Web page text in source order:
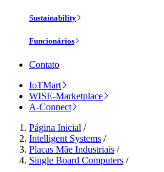
Sustainability
Funcionários
Contato
IoTMart
WISE-Marketplace
A-Connect
Página Inicial /
Intelligent Systems /
Placas Mãe Industriais /
Single Board Computers /